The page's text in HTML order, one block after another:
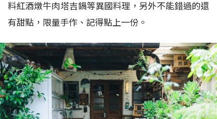
料紅酒燉牛肉塔吉鍋等異國料理，另外不能錯過的還
有甜點，限量手作、記得點上一份。